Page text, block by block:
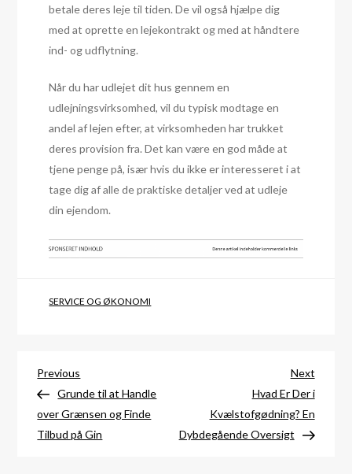
betale deres leje til tiden. De vil også hjælpe dig
med at oprette en lejekontrakt og med at håndtere
ind- og udflytning.
Når du har udlejet dit hus gennem en
udlejningsvirksomhed, vil du typisk modtage en
andel af lejen efter, at virksomheden har trukket
deres provision fra. Det kan være en god måde at
tjene penge på, især hvis du ikke er interesseret i at
tage dig af alle de praktiske detaljer ved at udleje
din ejendom.
SERVICE OG ØKONOMI
Indlægsnavigation
Previous
Post
Previous
Grunde til at Handle
over Grænsen og Finde
Tilbud på Gin
Next
Post
Next
Hvad Er Der i
Kvælstofgødning? En
Dybdegående Oversigt